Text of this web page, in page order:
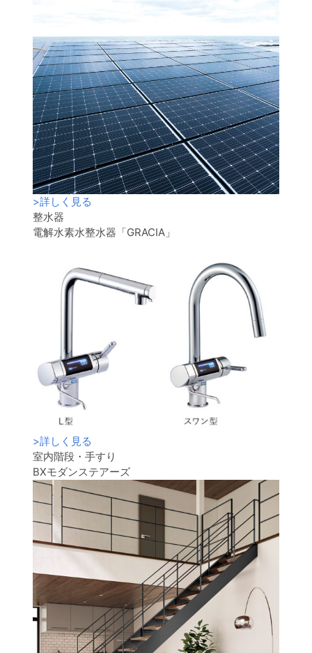
>詳しく見る
整水器
電解水素水整水器「GRACIA」
>詳しく見る
室内階段・手すり
BXモダンステアーズ